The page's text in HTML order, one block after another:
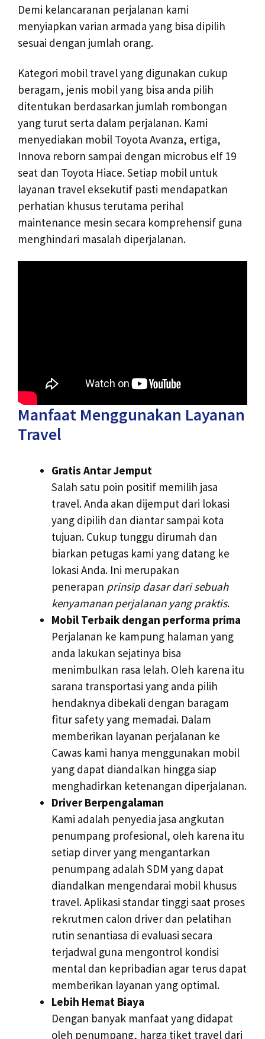
Demi kelancaranan perjalanan kami
menyiapkan varian armada yang bisa dipilih
sesuai dengan jumlah orang.
Kategori mobil travel yang digunakan cukup
beragam, jenis mobil yang bisa anda pilih
ditentukan berdasarkan jumlah rombongan
yang turut serta dalam perjalanan. Kami
menyediakan mobil Toyota Avanza, ertiga,
Innova reborn sampai dengan microbus elf 19
seat dan Toyota Hiace. Setiap mobil untuk
layanan travel eksekutif pasti mendapatkan
perhatian khusus terutama perihal
maintenance mesin secara komprehensif guna
menghindari masalah diperjalanan.
Manfaat Menggunakan Layanan
Travel
Gratis Antar Jemput
Salah satu poin positif memilih jasa
travel. Anda akan dijemput dari lokasi
yang dipilih dan diantar sampai kota
tujuan. Cukup tunggu dirumah dan
biarkan petugas kami yang datang ke
lokasi Anda. Ini merupakan
penerapan prinsip dasar dari sebuah
kenyamanan perjalanan yang praktis.
Mobil Terbaik dengan performa prima
Perjalanan ke kampung halaman yang
anda lakukan sejatinya bisa
menimbulkan rasa lelah. Oleh karena itu
sarana transportasi yang anda pilih
hendaknya dibekali dengan baragam
fitur safety yang memadai. Dalam
memberikan layanan perjalanan ke
Cawas kami hanya menggunakan mobil
yang dapat diandalkan hingga siap
menghadirkan ketenangan diperjalanan.
Driver Berpengalaman
Kami adalah penyedia jasa angkutan
penumpang profesional, oleh karena itu
setiap dirver yang mengantarkan
penumpang adalah SDM yang dapat
diandalkan mengendarai mobil khusus
travel. Aplikasi standar tinggi saat proses
rekrutmen calon driver dan pelatihan
rutin senantiasa di evaluasi secara
terjadwal guna mengontrol kondisi
mental dan kepribadian agar terus dapat
memberikan layanan yang optimal.
Lebih Hemat Biaya
Dengan banyak manfaat yang didapat
oleh penumpang, harga tiket travel dari